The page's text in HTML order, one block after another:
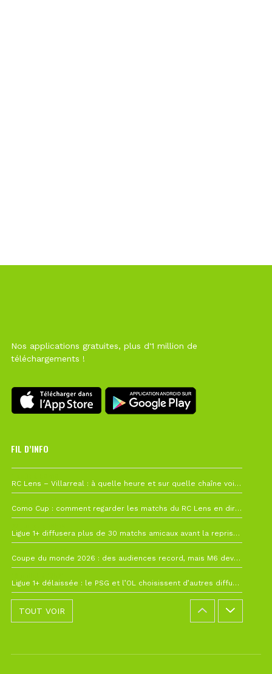
Nos applications gratuites, plus d'1 million de
téléchargements !
FIL D’INFO
RC Lens – Villarreal : à quelle heure et sur quelle chaîne voir la finale de la Como Cup ?
Como Cup : comment regarder les matchs du RC Lens en direct ?
Ligue 1+ diffusera plus de 30 matchs amicaux avant la reprise de la Ligue 1
Coupe du monde 2026 : des audiences record, mais M6 devrait perdre très gros !
Ligue 1+ délaissée : le PSG et l’OL choisissent d’autres diffuseurs pour leur reprise
TOUT VOIR